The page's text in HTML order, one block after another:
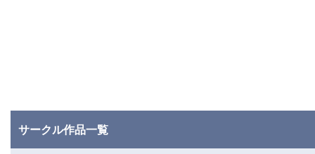
サークル作品一覧